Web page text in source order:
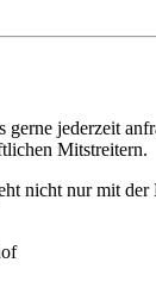
jederzeit
Mitstreitern.
nicht nur mit